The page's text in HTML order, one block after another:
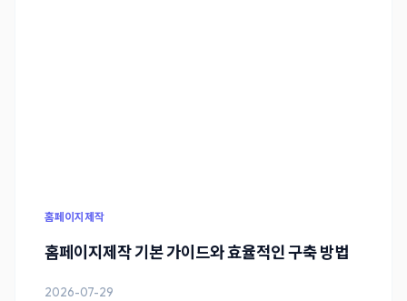
홈페이지제작
홈페이지제작 기본 가이드와 효율적인 구축 방법
2026-07-29